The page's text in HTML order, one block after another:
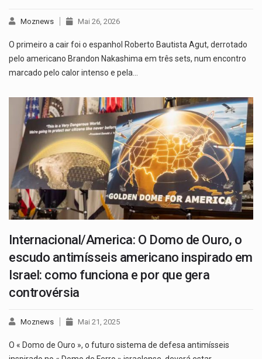
Moznews Mai 26, 2026
O primeiro a cair foi o espanhol Roberto Bautista Agut, derrotado
pelo americano Brandon Nakashima em três sets, num encontro
marcado pelo calor intenso e pela…
Internacional/America: O Domo de Ouro, o
escudo antimísseis americano inspirado em
Israel: como funciona e por que gera
controvérsia
Moznews Mai 21, 2025
O « Domo de Ouro », o futuro sistema de defesa antimísseis